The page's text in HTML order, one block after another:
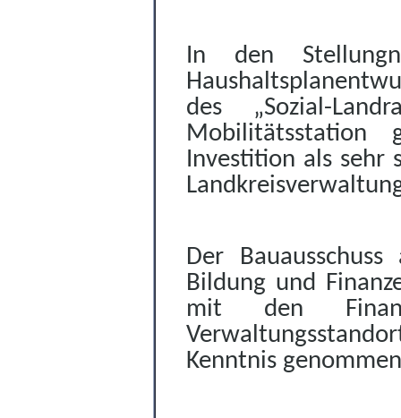
In den
des „Sozial-
Investition als sehr
Der
Bildung und
mit den
Kenntnis